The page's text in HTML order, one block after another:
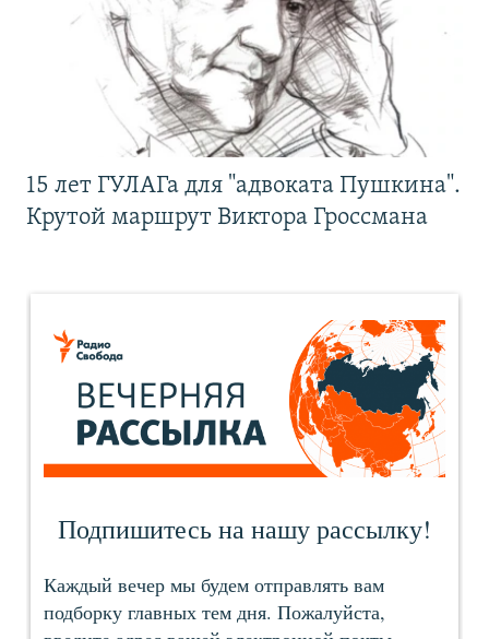
15 лет ГУЛАГа для "адвоката Пушкина".
Крутой маршрут Виктора Гроссмана